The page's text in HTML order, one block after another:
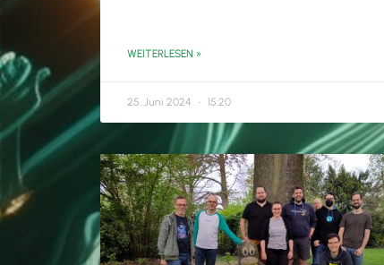
WEITERLESEN »
25. Juni 2024 15:20